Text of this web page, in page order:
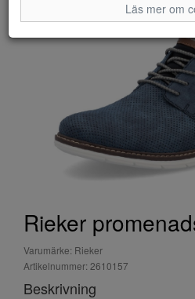
Rieker
Varumärke: Rieker
Artikelnummer: 2610157
Beskrivning
Läs mer om